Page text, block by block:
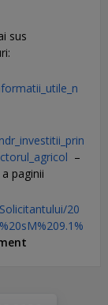
sus
–
paginii
20